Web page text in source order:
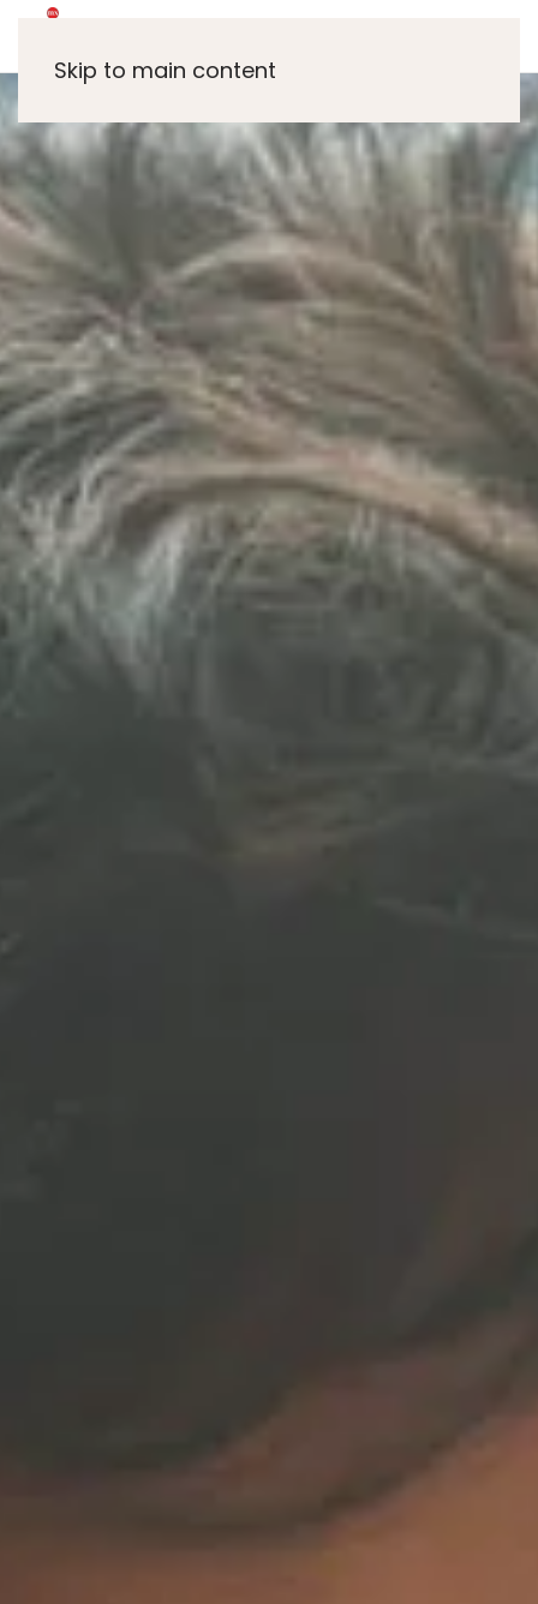
Skip to main content